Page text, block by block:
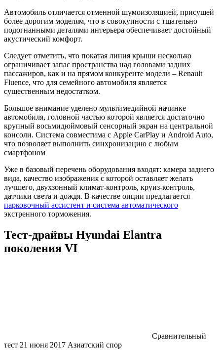
Автомобиль отличается отменной шумоизоляцией, присущей
более дорогим моделям, что в совокупности с тщательно
подогнанными деталями интерьера обеспечивает достойный
акустический комфорт.
Следует отметить, что покатая линия крыши несколько
ограничивает запас пространства над головами задних
пассажиров, как и на прямом конкуренте модели – Renault
Fluence, что для семейного автомобиля является
существенным недостатком.
Большое внимание уделено мультимедийной начинке
автомобиля, головной частью которой является достаточно
крупный восьмидюймовый сенсорный экран на центральной
консоли. Система совместима с Apple CarPlay и Android Auto,
что позволяет выполнить синхронизацию с любым
смартфоном
Уже в базовый перечень оборудования входят: камера заднего
вида, качество изображения с которой оставляет желать
лучшего, двухзонный климат-контроль, круиз-контроль,
датчики света и дождя. В качестве опции предлагается
парковочный ассистент и система автоматического
экстренного торможения.
Тест-драйвы Hyundai Elantra
поколения VI
Сравнительный
тест 21 июня 2017 Азиатский спор